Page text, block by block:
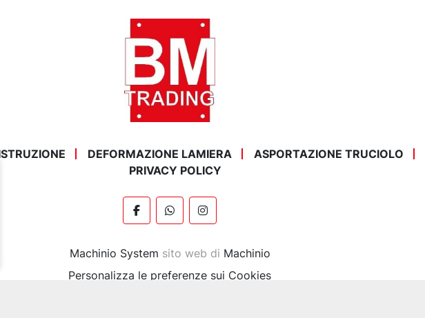
DEFORMAZIONE LAMIERA ASPORTAZIONE TRUCIOLO
PRIVACY POLICY
facebookwhatsappinstagram
Machinio System sito web di Machinio
Personalizza le preferenze sui Cookies